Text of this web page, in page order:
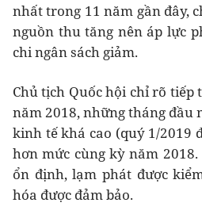
nhất trong 11 năm gần đây,
nguồn thu tăng nên áp lực
chi ngân sách giảm.
Chủ tịch Quốc hội chỉ rõ tiếp
năm 2018, những tháng đầu
kinh tế khá cao (quý 1/2019
hơn mức cùng kỳ năm
ổn định, lạm phát được
hóa được đảm bảo.